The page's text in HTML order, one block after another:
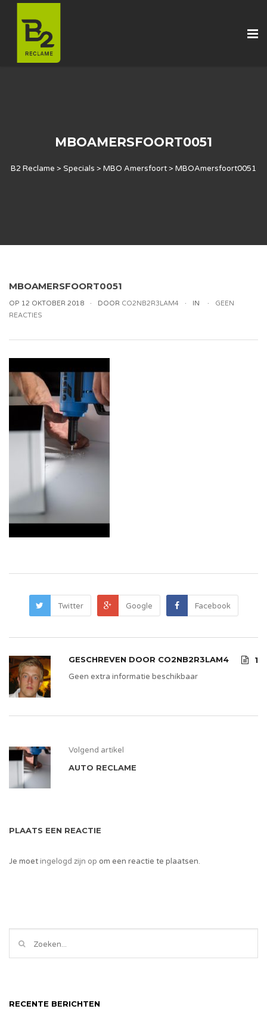
MBOAMERSFOORT0051
B2 Reclame > Specials > MBO Amersfoort> MBOAmersfoort0051
MBOAMERSFOORT0051
OP 12 OKTOBER 2018 DOOR CO2NB2R3LAM4 IN
GEEN
REACTIES
Twitter Google Facebook
GESCHREVEN DOOR CO2NB2R3LAM4
1
Geen extra informatie beschikbaar
Volgend artikel
AUTO RECLAME
PLAATS EEN REACTIE
Je moetingelogd zijn op om een reactie te plaatsen.
RECENTE BERICHTEN